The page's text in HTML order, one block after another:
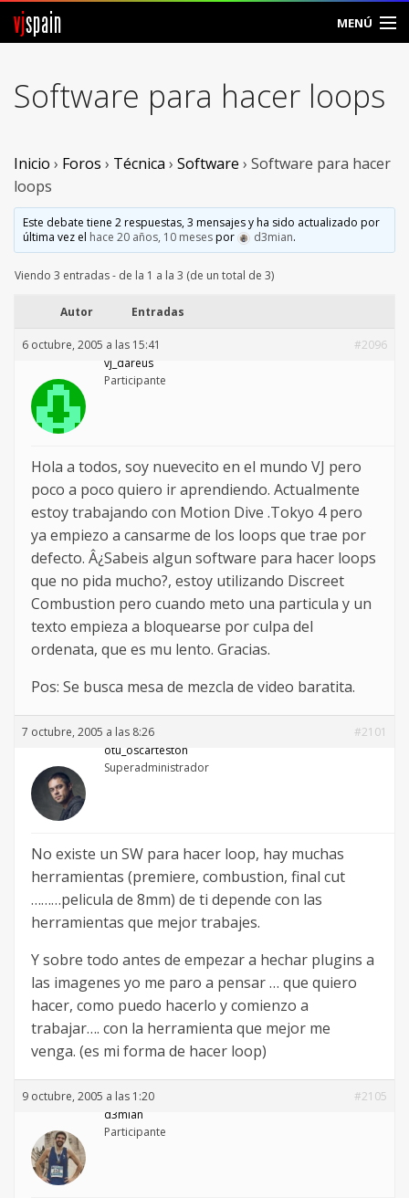
vjspain MENÚ
Foros
Vjspain
Ayuda
Contacto
Software para hacer loops
Inicio › Foros › Técnica › Software › Software para hacer
loops
Este debate tiene 2 respuestas, 3 mensajes y ha sido actualizado por
última vez el hace 20 años, 10 mesespor d3mian.
Viendo 3 entradas - de la 1 a la 3 (de un total de 3)
Autor Entradas
6 octubre, 2005 a las 15:41
#2096
vj_dareus
Participante
Hola a todos, soy nuevecito en el mundo VJ pero
poco a poco quiero ir aprendiendo. Actualmente
estoy trabajando con Motion Dive .Tokyo 4 pero
ya empiezo a cansarme de los loops que trae por
defecto. Â¿Sabeis algun software para hacer loops
que no pida mucho?, estoy utilizando Discreet
Combustion pero cuando meto una particula y un
texto empieza a bloquearse por culpa del
ordenata, que es mu lento. Gracias.
Pos: Se busca mesa de mezcla de video baratita.
7 octubre, 2005 a las 8:26
#2101
otu_oscarteston
Superadministrador
No existe un SW para hacer loop, hay muchas
herramientas (premiere, combustion, final cut
………pelicula de 8mm) de ti depende con las
herramientas que mejor trabajes.
Y sobre todo antes de empezar a hechar plugins a
las imagenes yo me paro a pensar … que quiero
hacer, como puedo hacerlo y comienzo a
trabajar…. con la herramienta que mejor me
venga. (es mi forma de hacer loop)
9 octubre, 2005 a las 1:20
#2105
d3mian
Participante